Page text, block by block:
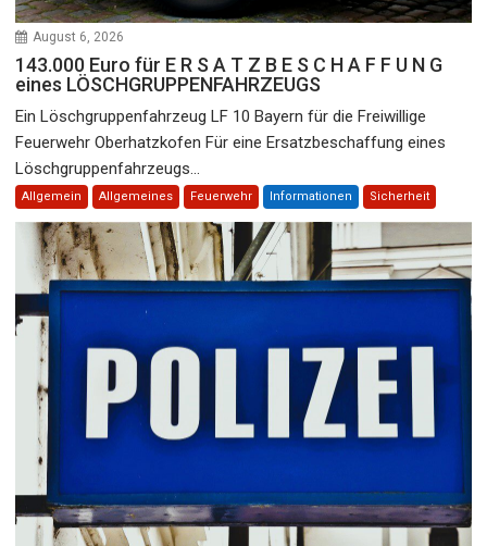
August 6, 2026
143.000 Euro für E R S A T Z B E S C H A F F U N G
eines LÖSCHGRUPPENFAHRZEUGS
Ein Löschgruppenfahrzeug LF 10 Bayern für die Freiwillige
Feuerwehr Oberhatzkofen Für eine Ersatzbeschaffung eines
Löschgruppenfahrzeugs...
Allgemein Allgemeines Feuerwehr Informationen Sicherheit